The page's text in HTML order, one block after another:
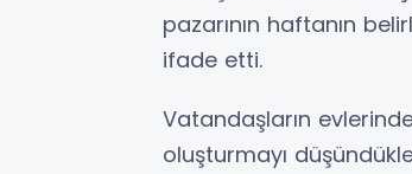
pazarının haftanın
ifade etti.
Vatandaşların
oluşturmayı